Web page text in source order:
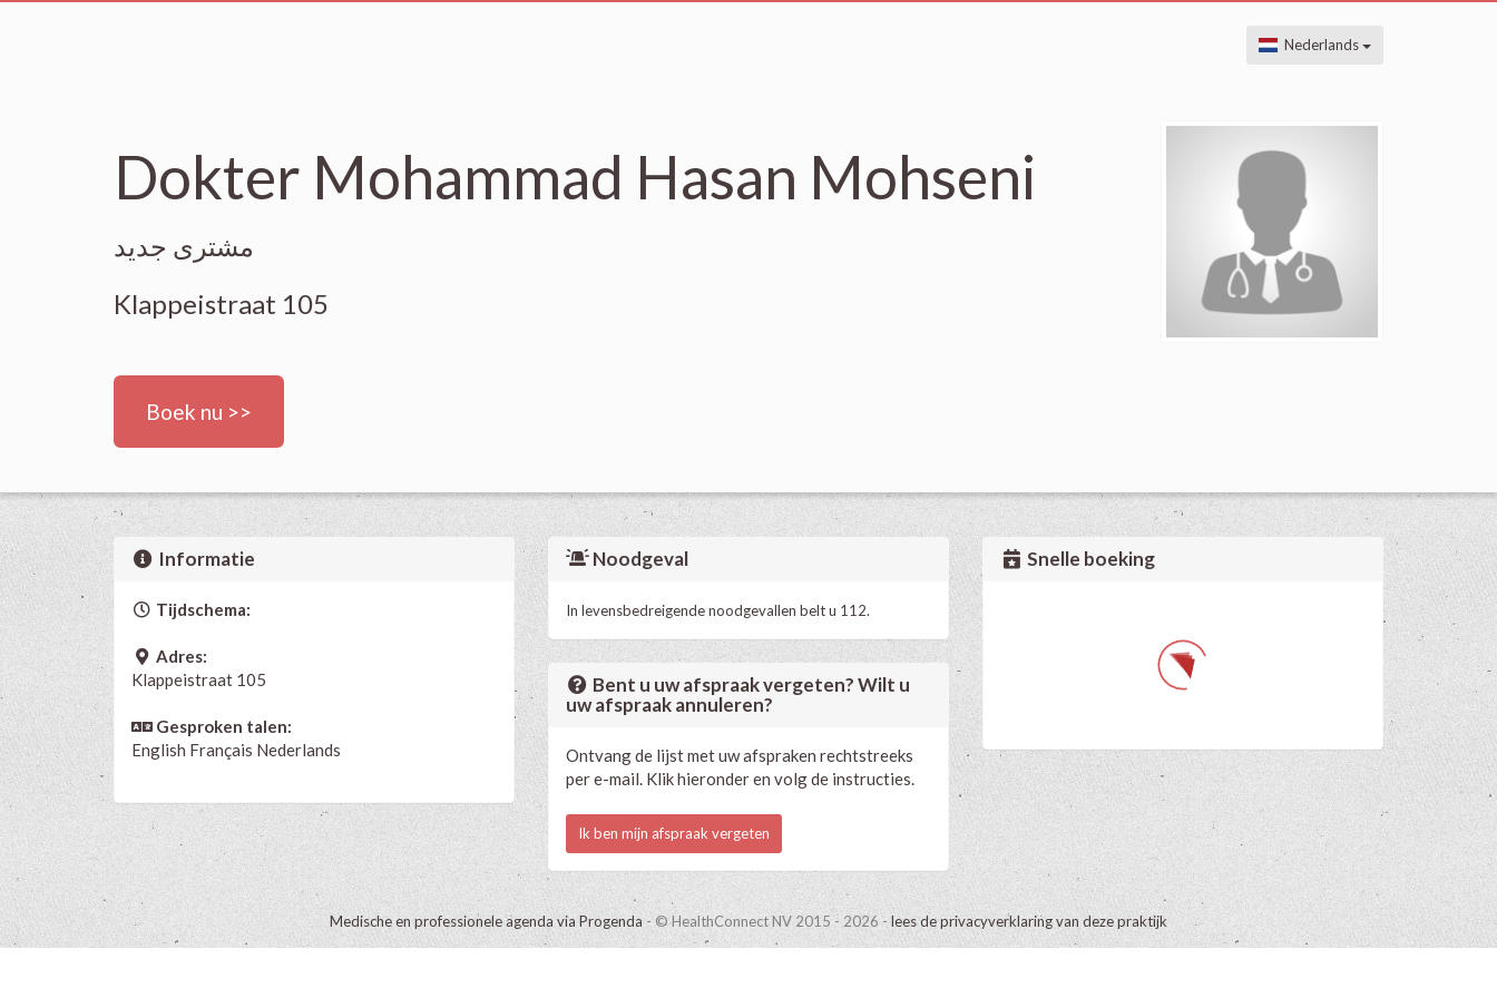
Nederlands
Dokter Mohammad Hasan Mohseni
مشتری جدید
Klappeistraat 105
Boek nu >>
Informatie
Tijdschema:
Adres:
Klappeistraat 105
Gesproken talen:
English Français Nederlands
Noodgeval
In levensbedreigende noodgevallen belt u 112.
Bent u uw afspraak vergeten? Wilt u
uw afspraak annuleren?
Ontvang de lijst met uw afspraken rechtstreeks
per e-mail. Klik hieronder en volg de instructies.
Ik ben mijn afspraak vergeten
Snelle boeking
Medische en professionele agenda via Progenda - © HealthConnect NV 2015 - 2026 -lees de privacyverklaring van deze praktijk